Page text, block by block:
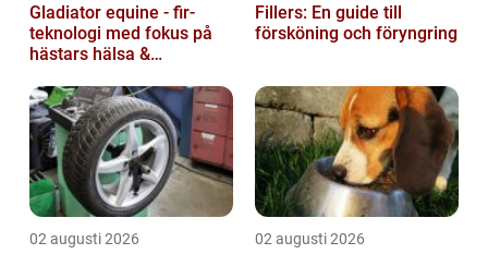
Gladiator equine - fir-
teknologi med fokus på
hästars hälsa &
Fillers: En guide till
försköning och föryngring
02 augusti 2026 02 augusti 2026